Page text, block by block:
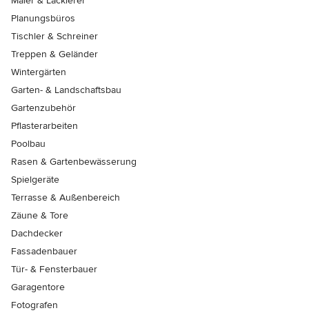
Planungsbüros
Tischler & Schreiner
Treppen & Geländer
Wintergärten
Garten- & Landschaftsbau
Gartenzubehör
Pflasterarbeiten
Poolbau
Rasen & Gartenbewässerung
Spielgeräte
Terrasse & Außenbereich
Zäune & Tore
Dachdecker
Fassadenbauer
Tür- & Fensterbauer
Garagentore
Fotografen